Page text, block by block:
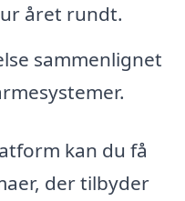
året rundt.
sammenlignet
kan du få
der tilbyder